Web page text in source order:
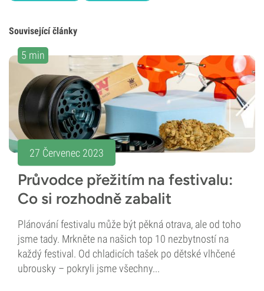
Související články
5 min
27 Červenec 2023
Průvodce přežitím na festivalu:
Co si rozhodně zabalit
Plánování festivalu může být pěkná otrava, ale od toho
jsme tady. Mrkněte na našich top 10 nezbytností na
každý festival. Od chladicích tašek po dětské vlhčené
ubrousky – pokryli jsme všechny...